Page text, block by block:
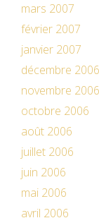
mars 2007
février 2007
janvier 2007
décembre 2006
novembre 2006
octobre 2006
août 2006
juillet 2006
juin 2006
mai 2006
avril 2006